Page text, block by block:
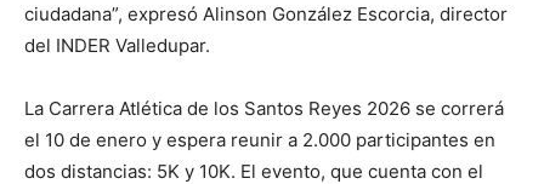
ciudadana”, expresó Alinson González Escorcia, director
del INDER Valledupar.
La Carrera Atlética de los Santos Reyes 2026 se correrá
el 10 de enero y espera reunir a 2.000 participantes en
dos distancias: 5K y 10K. El evento, que cuenta con el